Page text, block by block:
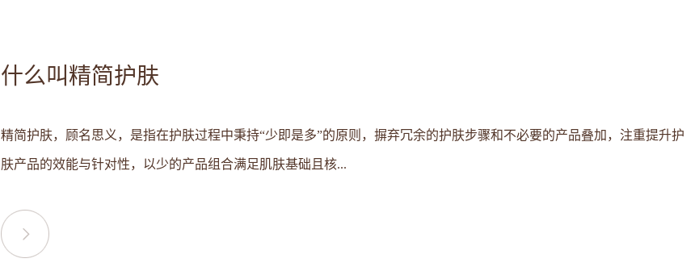
什么叫精简护肤
精简护肤，顾名思义，是指在护肤过程中秉持“少即是多”的原则，摒弃冗余的护肤步骤和不必要的产品叠加，注重提升护
肤产品的效能与针对性，以少的产品组合满足肌肤基础且核...